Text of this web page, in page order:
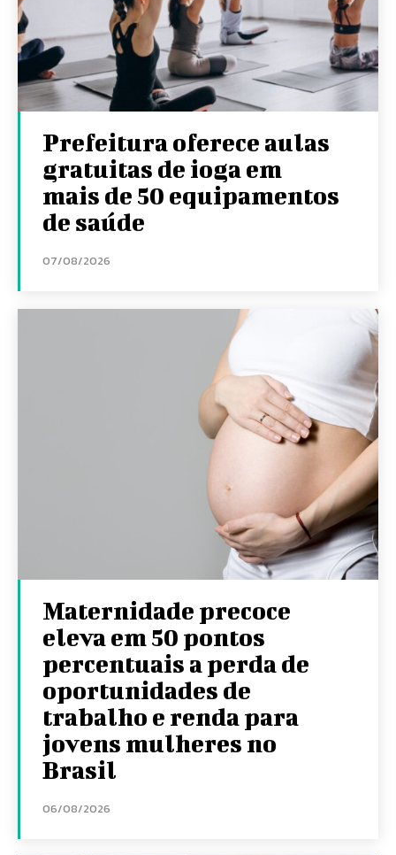
Prefeitura oferece aulas
gratuitas de ioga em
mais de 50 equipamentos
de saúde
07/08/2026
Maternidade precoce
eleva em 50 pontos
percentuais a perda de
oportunidades de
trabalho e renda para
jovens mulheres no
Brasil
06/08/2026